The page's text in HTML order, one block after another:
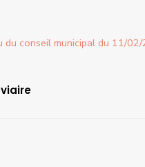
du conseil municipal du 11/